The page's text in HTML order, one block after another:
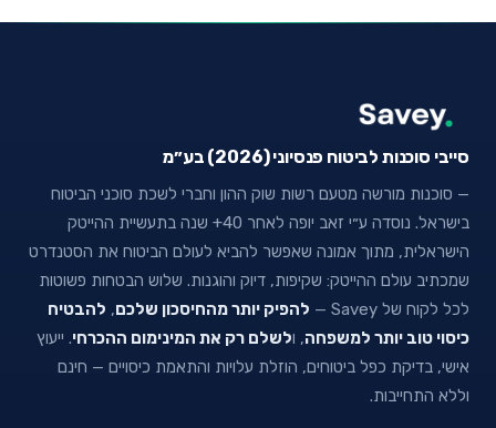
סייבי סוכנות לביטוח פנסיוני (2026) בע״מ
— סוכנות מורשה מטעם רשות שוק ההון וחברי לשכת סוכני הביטוח
בישראל. נוסדה ע״י זאב יופה לאחר 40+ שנה בתעשיית ההייטק
הישראלית, מתוך אמונה שאפשר להביא לעולם הביטוח את הסטנדרט
שמכתיב עולם ההייטק: שקיפות, דיוק והוגנות. שלוש הבטחות פשוטות
לכל לקוח של Savey —
להפיק יותר מהחיסכון שלכם, להבטיח
כיסוי טוב יותר למשפחה, ולשלם רק את המינימום ההכרחי. ייעוץ
אישי, בדיקת כפל ביטוחים, הוזלת עלויות והתאמת כיסויים — חינם
וללא התחייבות.